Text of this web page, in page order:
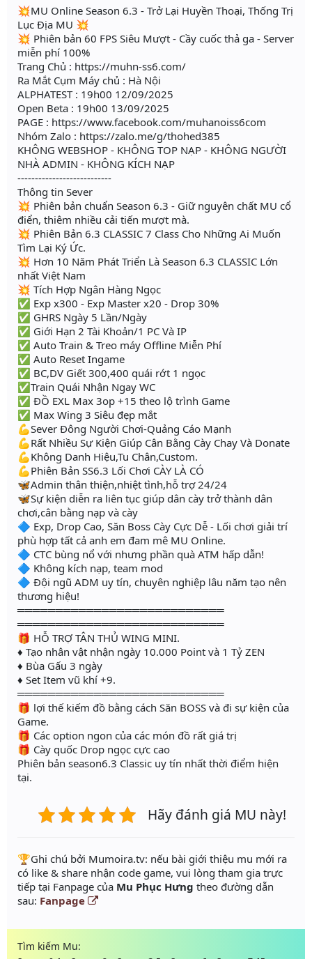
💥MU Online Season 6.3 - Trở Lại Huyền Thoại, Thống Trị
Lục Địa MU 💥
💥 Phiên bản 60 FPS Siêu Mượt - Cầy cuốc thả ga - Server
miễn phí 100%
Trang Chủ : https://muhn-ss6.com/
Ra Mắt Cụm Máy chủ : Hà Nội
ALPHATEST : 19h00 12/09/2025
Open Beta : 19h00 13/09/2025
PAGE : https://www.facebook.com/muhanoiss6com
Nhóm Zalo : https://zalo.me/g/thohed385
KHÔNG WEBSHOP - KHÔNG TOP NẠP - KHÔNG NGƯỜI
NHÀ ADMIN - KHÔNG KÍCH NẠP
---------------------------
Thông tin Sever
💥 Phiên bản chuẩn Season 6.3 - Giữ nguyên chất MU cổ
điển, thiêm nhiều cải tiến mượt mà.
💥 Phiên Bản 6.3 CLASSIC 7 Class Cho Những Ai Muốn
Tìm Lại Ký Ức.
💥 Hơn 10 Năm Phát Triển Là Season 6.3 CLASSIC Lớn
nhất Việt Nam
💥 Tích Hợp Ngân Hàng Ngọc
✅ Exp x300 - Exp Master x20 - Drop 30%
✅ GHRS Ngày 5 Lần/Ngày
✅ Giới Hạn 2 Tài Khoản/1 PC Và IP
✅ Auto Train & Treo máy Offline Miễn Phí
✅ Auto Reset Ingame
✅ BC,DV Giết 300,400 quái rớt 1 ngọc
✅Train Quái Nhận Ngay WC
✅ ĐỒ EXL Max 3op +15 theo lộ trình Game
✅ Max Wing 3 Siêu đẹp mắt
💪Sever Đông Người Chơi-Quảng Cáo Mạnh
💪Rất Nhiều Sự Kiện Giúp Cân Bằng Cày Chay Và Donate
💪Không Danh Hiệu,Tu Chân,Custom.
💪Phiên Bản SS6.3 Lối Chơi CÀY LÀ CÓ
🦋Admin thân thiện,nhiệt tình,hỗ trợ 24/24
🦋Sự kiện diễn ra liên tục giúp dân cày trở thành dân
chơi,cân bằng nạp và cày
🔷 Exp, Drop Cao, Săn Boss Cày Cực Dễ - Lối chơi giải trí
phù hợp tất cả anh em đam mê MU Online.
🔷 CTC bùng nổ với nhưng phần quà ATM hấp dẫn!
🔷 Không kích nạp, team mod
🔷 Đội ngũ ADM uy tín, chuyên nghiệp lâu năm tạo nên
thương hiệu!
═══════════════════════════
═══════════════════════════
🎁 HỖ TRỢ TÂN THỦ WING MINI.
♦ Tạo nhân vật nhận ngày 10.000 Point và 1 Tỷ ZEN
♦ Bùa Gấu 3 ngày
♦ Set Item vũ khí +9.
═══════════════════════════
🎁 lợi thế kiếm đồ bằng cách Săn BOSS và đi sự kiện của
Game.
🎁 Các option ngon của các món đồ rất giá trị
🎁 Cày quốc Drop ngọc cực cao
Phiên bản season6.3 Classic uy tín nhất thời điểm hiện
tại.
Hãy đánh giá MU này!
️🏆Ghi chú bởi Mumoira.tv: nếu bài giới thiệu mu mới ra
có like & share nhận code game, vui lòng tham gia trực
tiếp tại Fanpage của Mu Phục Hưng theo đường dẫn
sau: Fanpage
Tìm kiếm Mu: